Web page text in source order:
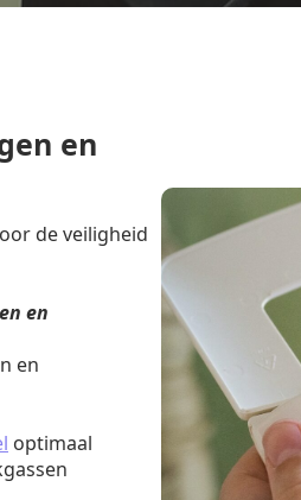
en
de veiligheid
en
en
optimaal